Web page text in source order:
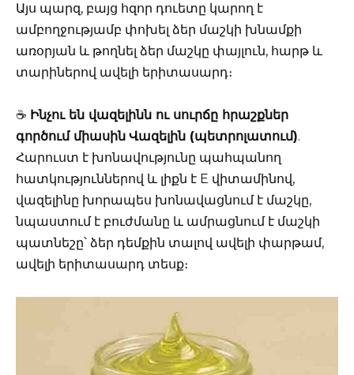
Այս պարզ, բայց հզոր դուետը կարող է
ամբողջությամբ փոխել ձեր մաշկի խնամքի
առօրյան և թողնել ձեր մաշկը փայլուն, հարթ և
տարիներով ավելի երիտասարդ։
☕ Ինչու են վազելինն ու սուրճը հրաշքներ
գործում միասին Վազելին (պետրոլատում).
Հարուստ է խոնավությունը պահպանող
հատկություններով և լիքն է E վիտամինով,
վազելինը խորապես խոնավացնում է մաշկը,
նպաստում է բուժմանը և ամրացնում է մաշկի
պատնեշը՝ ձեր դեմքին տալով ավելի փարթամ,
ավելի երիտասարդ տեսք։